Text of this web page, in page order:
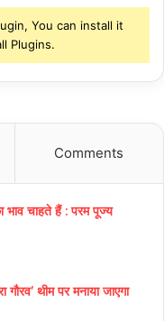
You can install it
Plugins.
Comments
भाव चाहते हैं : परम पूज्य
थीम पर मनाया जाएगा